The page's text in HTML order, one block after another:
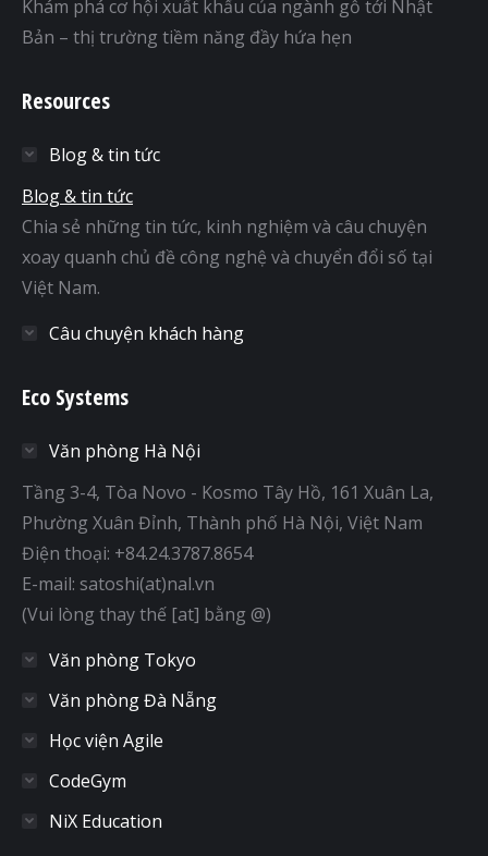
Khám phá cơ hội xuất khẩu của ngành gỗ tới Nhật
Bản – thị trường tiềm năng đầy hứa hẹn
Resources
Blog & tin tức
Blog & tin tức
Chia sẻ những tin tức, kinh nghiệm và câu chuyện
xoay quanh chủ đề công nghệ và chuyển đổi số tại
Việt Nam.
Câu chuyện khách hàng
Eco Systems
Văn phòng Hà Nội
Tầng 3-4, Tòa Novo - Kosmo Tây Hồ, 161 Xuân La,
Phường Xuân Đỉnh, Thành phố Hà Nội, Việt Nam
Điện thoại: +84.24.3787.8654
E-mail: satoshi(at)nal.vn
(Vui lòng thay thế [at] bằng @)
Văn phòng Tokyo
Văn phòng Đà Nẵng
Học viện Agile
CodeGym
NiX Education